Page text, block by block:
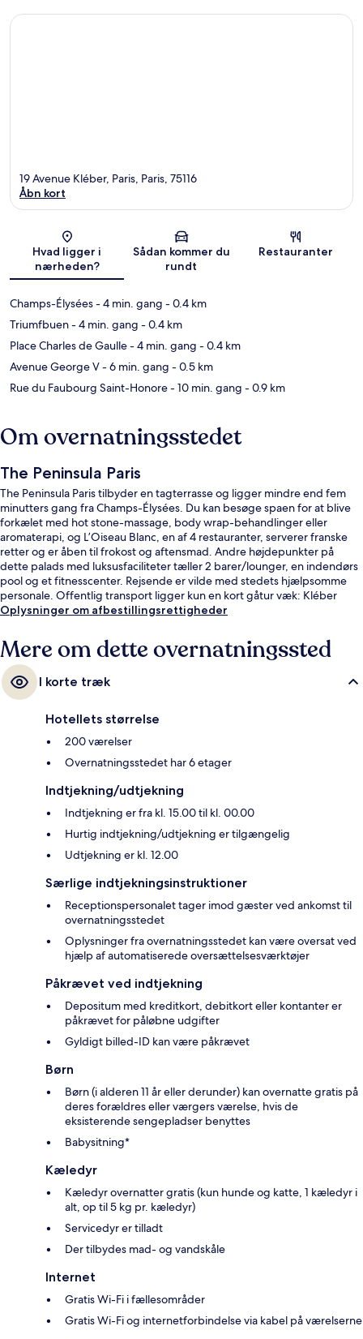
Kort
19 Avenue Kléber, Paris, Paris, 75116
Åbn kort
Hvad ligger i
nærheden?
Sådan kommer du
rundt
Restauranter
Champs-Élysées- 4 min. gang - 0.4 km
Triumfbuen- 4 min. gang - 0.4 km
Place Charles de Gaulle- 4 min. gang - 0.4 km
Avenue George V- 6 min. gang - 0.5 km
Rue du Faubourg Saint-Honore- 10 min. gang - 0.9 km
Om overnatningsstedet
The Peninsula Paris
The Peninsula Paris tilbyder en tagterrasse og ligger mindre end fem
minutters gang fra Champs-Élysées. Du kan besøge spaen for at blive
forkælet med hot stone-massage, body wrap-behandlinger eller
aromaterapi, og L’Oiseau Blanc, en af 4 restauranter, serverer franske
retter og er åben til frokost og aftensmad. Andre højdepunkter på
dette palads med luksusfaciliteter tæller 2 barer/lounger, en indendørs
pool og et fitnesscenter. Rejsende er vilde med stedets hjælpsomme
personale. Offentlig transport ligger kun en kort gåtur væk: Kléber
Metrostation er få skridt derfra og Boissière Metrostation ligger 7
Oplysninger om afbestillingsrettigheder
Mere om dette overnatningssted
I korte træk
Hotellets størrelse
200 værelser
Overnatningsstedet har 6 etager
Indtjekning/udtjekning
Indtjekning er fra kl. 15.00 til kl. 00.00
Hurtig indtjekning/udtjekning er tilgængelig
Udtjekning er kl. 12.00
Særlige indtjekningsinstruktioner
Receptionspersonalet tager imod gæster ved ankomst til
overnatningsstedet
Oplysninger fra overnatningsstedet kan være oversat ved
hjælp af automatiserede oversættelsesværktøjer
Påkrævet ved indtjekning
Depositum med kreditkort, debitkort eller kontanter er
påkrævet for påløbne udgifter
Gyldigt billed-ID kan være påkrævet
Børn
Børn (i alderen 11 år eller derunder) kan overnatte gratis på
deres forældres eller værgers værelse, hvis de
eksisterende sengepladser benyttes
Babysitning*
Kæledyr
Kæledyr overnatter gratis (kun hunde og katte, 1 kæledyr i
alt, op til 5 kg pr. kæledyr)
Servicedyr er tilladt
Der tilbydes mad- og vandskåle
Internet
Gratis Wi-Fi i fællesområder
Gratis Wi-Fi og internetforbindelse via kabel på værelserne